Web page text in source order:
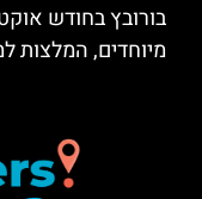
בורובץ בחודש
מיוחדים, המלצות